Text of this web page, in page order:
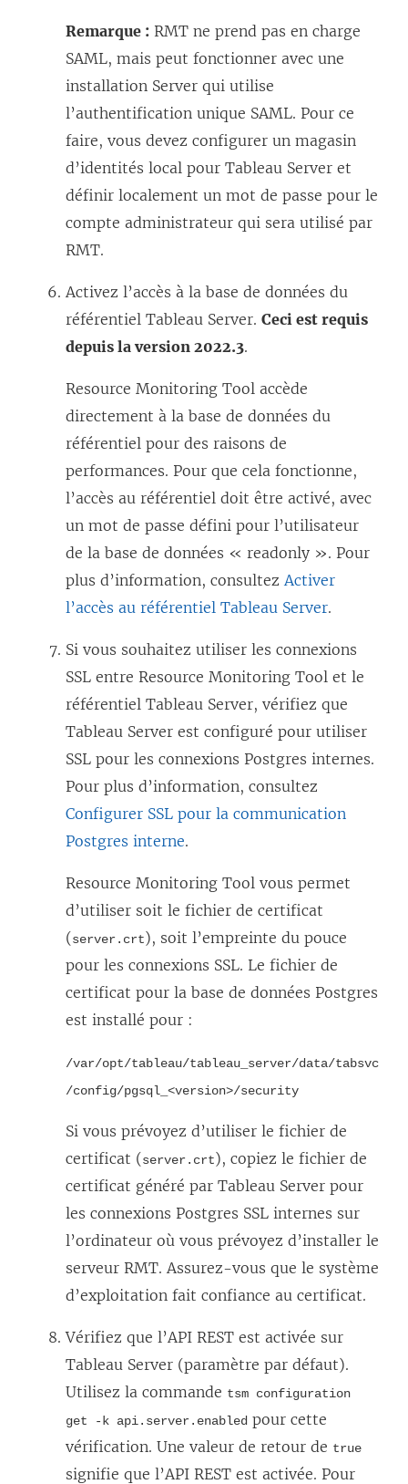
Remarque : RMT ne prend pas en charge
SAML, mais peut fonctionner avec une
installation Server qui utilise
l’authentification unique SAML. Pour ce
faire, vous devez configurer un magasin
d’identités local pour Tableau Server et
définir localement un mot de passe pour le
compte administrateur qui sera utilisé par
RMT.
Activez l’accès à la base de données du
référentiel Tableau Server. Ceci est requis
depuis la version 2022.3.
Resource Monitoring Tool accède
directement à la base de données du
référentiel pour des raisons de
performances. Pour que cela fonctionne,
l’accès au référentiel doit être activé, avec
un mot de passe défini pour l’utilisateur
de la base de données « readonly ». Pour
plus d’information, consultezActiver
l’accès au référentiel Tableau Server.
Si vous souhaitez utiliser les connexions
SSL entre Resource Monitoring Tool et le
référentiel Tableau Server, vérifiez que
Tableau Server est configuré pour utiliser
SSL pour les connexions Postgres internes.
Pour plus d’information, consultez
Configurer SSL pour la communication
Postgres interne.
Resource Monitoring Tool vous permet
d’utiliser soit le fichier de certificat
(server.crt), soit l’empreinte du pouce
pour les connexions SSL. Le fichier de
certificat pour la base de données Postgres
est installé pour :
/var/opt/tableau/tableau_server/data/tabsvc
/config/pgsql_<version>/security
Si vous prévoyez d’utiliser le fichier de
certificat (server.crt), copiez le fichier de
certificat généré par Tableau Server pour
les connexions Postgres SSL internes sur
l’ordinateur où vous prévoyez d’installer le
serveur RMT.Assurez-vous que le système
d’exploitation fait confiance au certificat.
Vérifiez que l’API REST est activée sur
Tableau Server (paramètre par défaut).
Utilisez la commande tsm configuration
get -k api.server.enabled pour cette
vérification. Une valeur de retour de true
signifie que l’API REST est activée. Pour